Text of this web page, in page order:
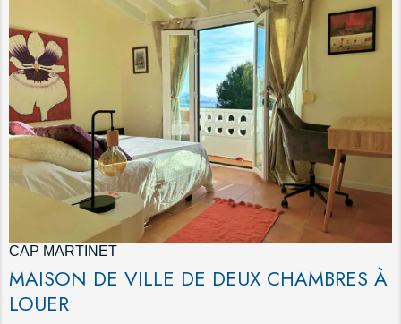
CAP MARTINET
MAISON DE VILLE DE DEUX CHAMBRES À
LOUER